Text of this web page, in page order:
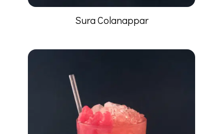
Sura Colanappar